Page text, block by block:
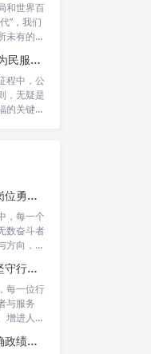
和世界百
”，我们
未有的机
端正政绩价值取向 砥砺为民服务初心：新时代公仆的责任与担当
程中，公
，无疑是
的关键所
深学细悟政绩观，立足岗位勇争先：新时代奋斗者的思想指引与实践航标
，每一个
数奋斗者
方向，又
深刻领悟政绩观要义，坚守行政事业初心：新时代公仆的责任与担当
每一位行
与服务
增进人民
坚守为民初心，树立正确政绩观念：以人民为中心的治理之道